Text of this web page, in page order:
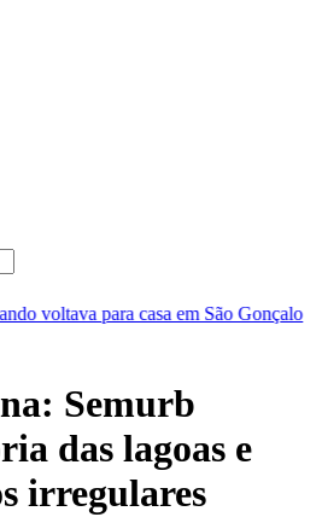
São Gonçalo
Operação prende
Semurb
das lagoas e
irregulares